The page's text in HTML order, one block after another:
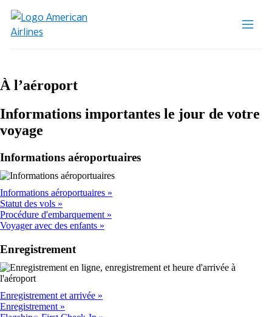
À l’aéroport
Informations importantes le jour de votre
voyage
Informations aéroportuaires
Informations aéroportuaires
Statut des vols
Procédure d'embarquement
Voyager avec des enfants
Enregistrement
Enregistrement et arrivée
Enregistrement